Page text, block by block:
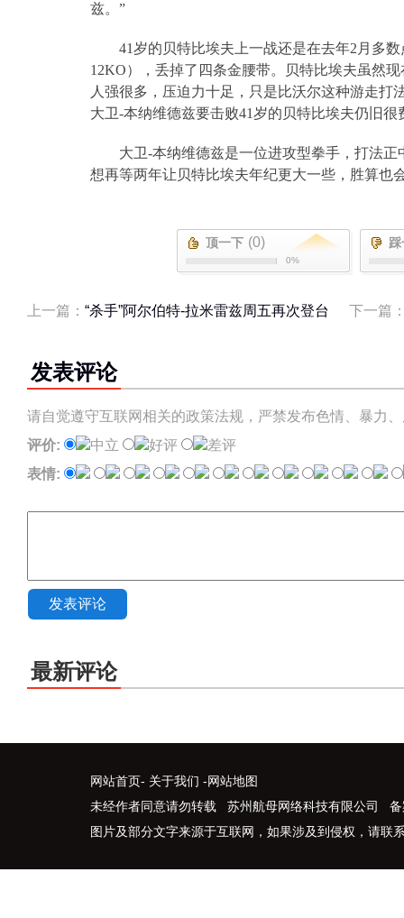
兹。”
41岁的贝特比埃夫上一战还是在去年2 月多
12KO），丢掉了四条金腰带。贝特比埃夫虽然
人强很多，压迫力十足，只是比沃尔这种游走
大卫-本纳维德兹要击败41岁的贝特比埃夫仍旧很
大卫-本纳维德兹是一位进攻型拳手，打法
想再等两年让贝特比埃夫年纪更大一些，胜算也
顶一下 (0)
0%
下一篇
上一篇： “杀手”阿尔伯特-拉米雷兹周五再次登台
发表评论
请自觉遵守互联网相关的政策法规，严禁发布色情、暴力
评价:
中立 好评
差评
表情:
发表评论
最新评论
网站首页- 关于我们 -网站地图
未经作者同意请勿转载 苏州航母网络科技有限公司 备
图片及部分文字来源于互联网，如果涉及到侵权，请联